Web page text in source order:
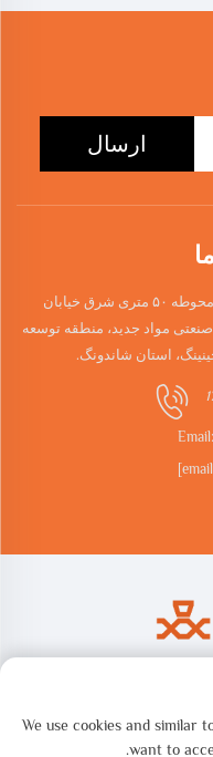
ارسال
Add: ساختمان کارخانه شماره ۸، واقع در محوطه ۵۰ متری شرق خیابان
مواد جدید، منطقه توسعه
استان شاندونگ.
Email:
شاندونگ سینستار، محدود.
We use cookies and similar
want to